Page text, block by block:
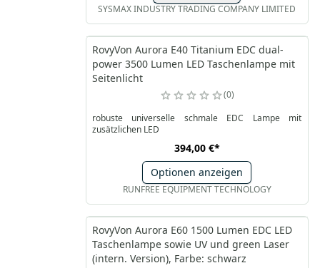
SYSMAX INDUSTRY TRADING COMPANY LIMITED
RovyVon Aurora E40 Titanium EDC dual-
power 3500 Lumen LED Taschenlampe mit
Seitenlicht
0
robuste universelle schmale EDC Lampe mit
zusätzlichen LED
394,00 €*
Optionen anzeigen
RUNFREE EQUIPMENT TECHNOLOGY
RovyVon Aurora E60 1500 Lumen EDC LED
Taschenlampe sowie UV und green Laser
(intern. Version), Farbe: schwarz